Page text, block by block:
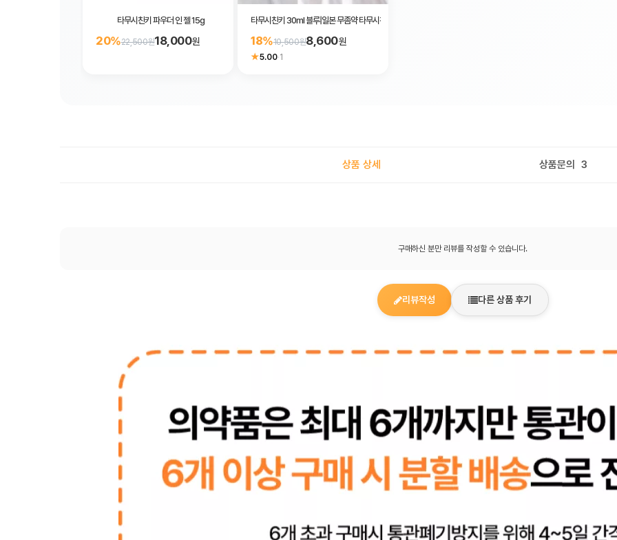
타무시친키 파우더 인 젤 15g
20%22,500원18,000원
타무시친키 30ml 블루|일본 무좀약 타무시친키 블루
18%10,500원8,600원
★5.00·1
상품 상세 상품문의 3
구매하신 분만 리뷰를 작성할 수 있습니다.
리뷰작성 다른 상품 후기